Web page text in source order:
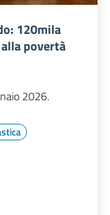
120mila
povertà
2026.